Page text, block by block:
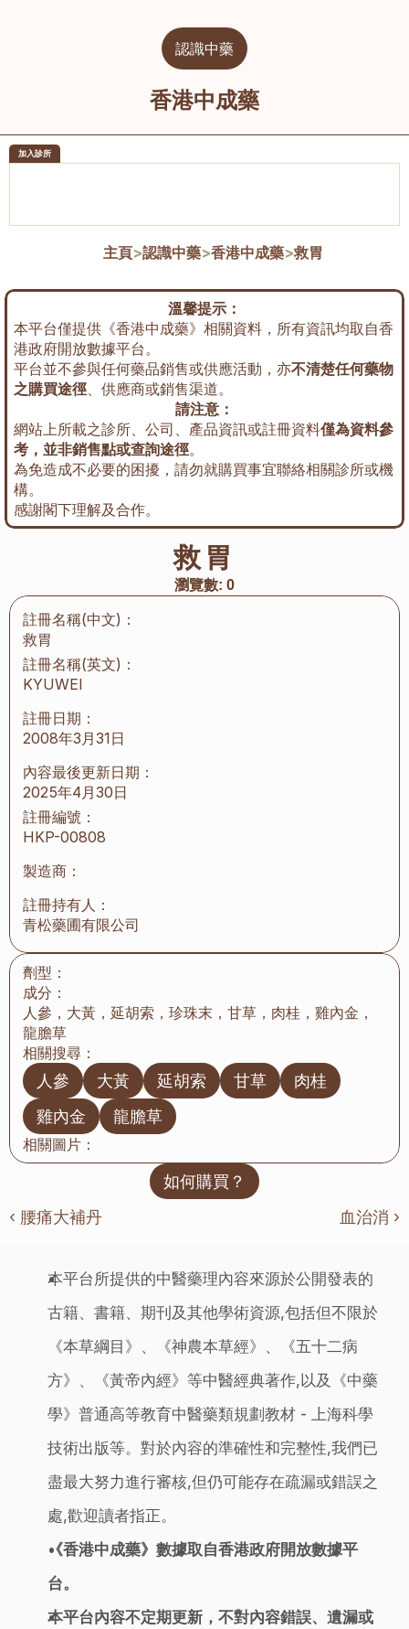
認識中藥
香港中成藥
加入診所
主頁>認識中藥>香港中成藥>救胃
溫馨提示：
本平台僅提供《香港中成藥》相關資料，所有資訊均取自香
港政府開放數據平台。
平台並不參與任何藥品銷售或供應活動，亦不清楚任何藥物
之購買途徑、供應商或銷售渠道。
請注意：
網站上所載之診所、公司、產品資訊或註冊資料僅為資料參
考，並非銷售點或查詢途徑。
為免造成不必要的困擾，請勿就購買事宜聯絡相關診所或機
構。
感謝閣下理解及合作。
救胃
瀏覽數: 0
註冊名稱(中文)：
救胃
註冊名稱(英文)：
KYUWEI
註冊日期：
2008年3月31日
內容最後更新日期：
2025年4月30日
註冊編號：
HKP-00808
製造商：
註冊持有人：
青松藥圃有限公司
劑型：
成分：
人參，大黃，延胡索，珍珠末，甘草，肉桂，雞內金，
龍膽草
相關搜尋：
人參 大黃 延胡索 甘草
肉桂
雞內金
龍膽草
相關圖片：
如何購買？
‹ 腰痛大補丹
血治消 ›
本平台所提供的中醫藥理內容來源於公開發表的
古籍、書籍、期刊及其他學術資源,包括但不限於
《本草綱目》、《神農本草經》、《五十二病
方》、《黃帝內經》等中醫經典著作,以及《中藥
學》普通高等教育中醫藥類規劃教材 - 上海科學
技術出版等。對於內容的準確性和完整性,我們已
盡最大努力進行審核,但仍可能存在疏漏或錯誤之
處,歡迎讀者指正。
《香港中成藥》數據取自香港政府開放數據平
台。
本平台內容不定期更新，不對內容錯誤、遺漏或